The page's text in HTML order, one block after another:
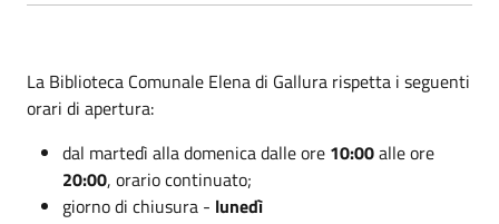
La Biblioteca Comunale Elena di Gallura rispetta i seguenti
orari di apertura:
dal martedì alla domenica dalle ore 10:00alle ore
20:00, orario continuato;
giorno di chiusura - lunedì